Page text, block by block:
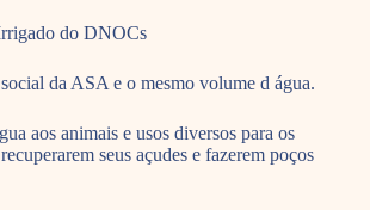
do DNOCs
da ASA e o mesmo volume d água.
aos animais e usos diversos para os
seus açudes e fazerem poços